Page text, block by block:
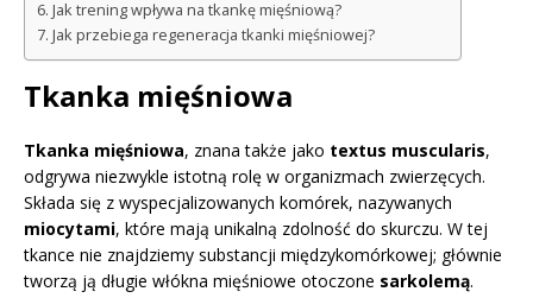
Jak trening wpływa na tkankę mięśniową?
Jak przebiega regeneracja tkanki mięśniowej?
Tkanka mięśniowa
Tkanka mięśniowa, znana także jako textus muscularis,
odgrywa niezwykle istotną rolę w organizmach zwierzęcych.
Składa się z wyspecjalizowanych komórek, nazywanych
miocytami, które mają unikalną zdolność do skurczu. W tej
tkance nie znajdziemy substancji międzykomórkowej; głównie
tworzą ją długie włókna mięśniowe otoczone sarkolemą.